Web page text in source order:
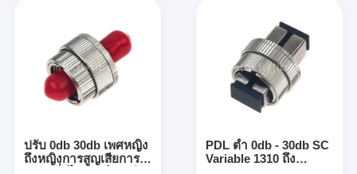
ปรับ 0db 30db เพศหญิง
ถึงหญิงการสูญเสียการ
PDL ต่ำ 0db - 30db SC
Variable 1310 ถึง